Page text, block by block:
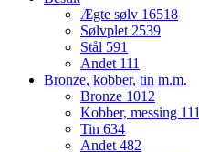
Ægte sølv 16518
Sølvplet 2539
Stål 591
Andet 111
Bronze, kobber, tin m.m.
Bronze 1012
Kobber, messing
Tin 634
Andet 482